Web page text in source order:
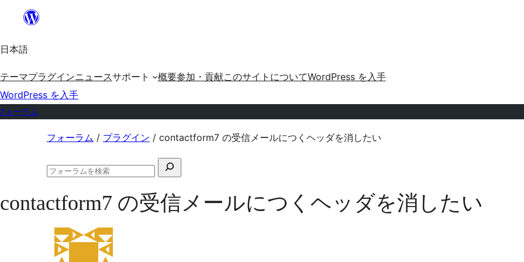
を
ッ
プ
日本語
テーマプラグインニュースサポート 概要参加・貢献このサイトについてWordPress を入手
WordPress を入手
ォーラム
ツ
フォーラム / プラグイン / contactform7 の受信メールにつくヘッダを消したい
検
対
フ
ー
ラ
contactform7 の受信メールにつくヘッダを消したい